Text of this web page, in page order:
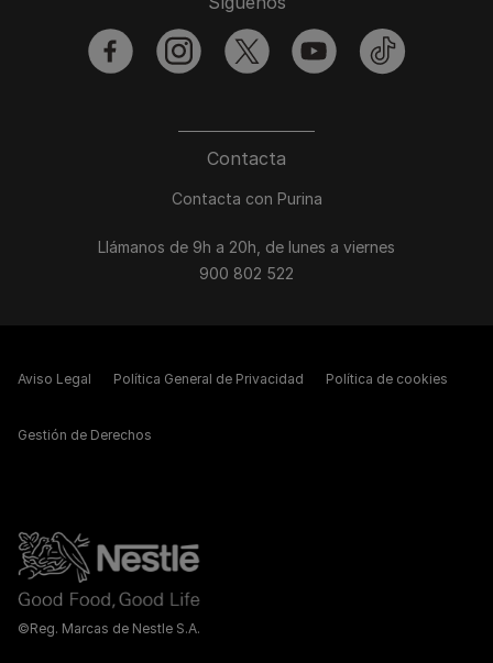
Contacta
Contacta con Purina
Llámanos de 9h a 20h, de lunes a viernes
900 802 522
facebookinstagramtwitter youtubetiktok
©Reg. Marcas de Nestle S.A.
Aviso Legal Política General de Privacidad Política de cookies
Gestión de Derechos